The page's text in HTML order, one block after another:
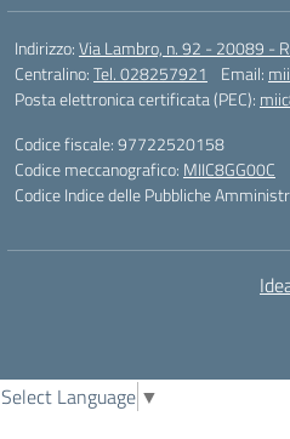
Indirizzo:Via Lambro, n. 92 - 20089 -
Centralino:Tel. 028257921 Email:
Posta elettronica certificata (PEC):
Codice fiscale: 97722520158
Codice meccanografico: MIIC8GG00C
Codice Indice delle Pubbliche
Select Language ▼